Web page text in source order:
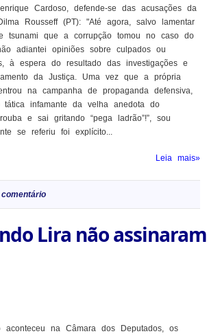
Cardoso, defende-se das acusações da
Rousseff (PT): "Até agora, salvo lamentar
tsunami que a corrupção tomou no caso do
adiantei opiniões sobre culpados ou
à espera do resultado das investigações e
da Justiça. Uma vez que a própria
na campanha de propaganda defensiva,
tática infamante da velha anedota do
e sai gritando “pega ladrão”!”, sou
se referiu foi explícito...
Leia mais»
Lira não assinaram
aconteceu na Câmara dos Deputados, os